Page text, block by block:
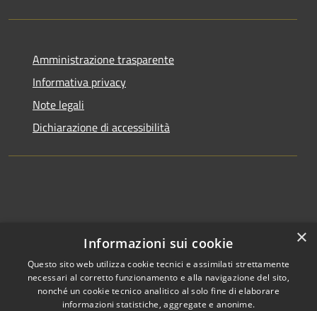
Amministrazione trasparente
Informativa privacy
Note legali
Dichiarazione di accessibilità
×
Informazioni sui cookie
Questo sito web utilizza cookie tecnici e assimilati strettamente
necessari al corretto funzionamento e alla navigazione del sito,
nonché un cookie tecnico analitico al solo fine di elaborare
informazioni statistiche, aggregate e anonime.